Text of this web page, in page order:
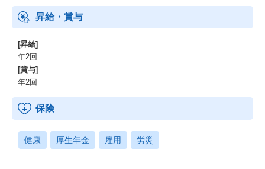
昇給・賞与
[昇給]
年2回
[賞与]
年2回
保険
健康 厚生年金 雇用 労災